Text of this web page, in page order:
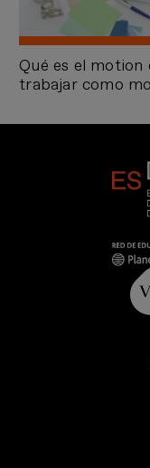
Qué es el motion
trabajar como